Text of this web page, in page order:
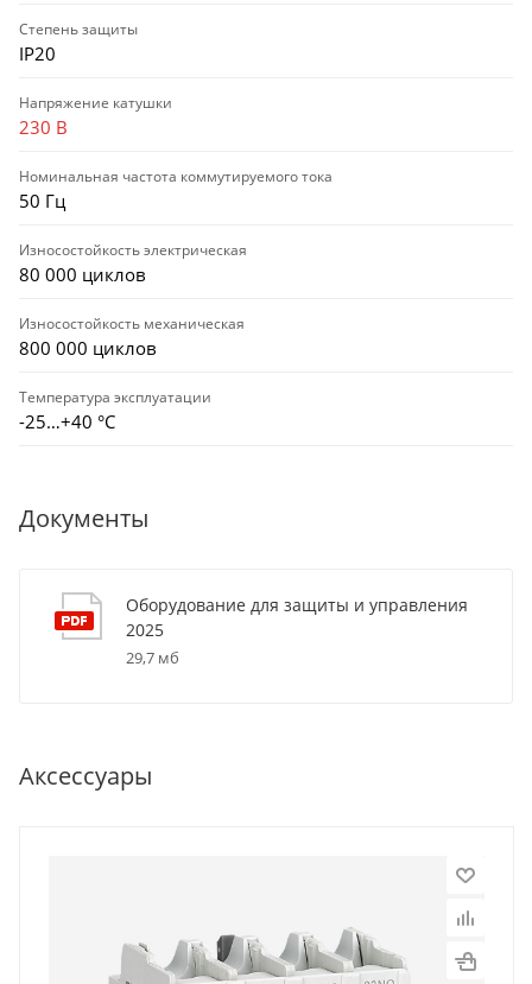
Степень защиты
IP20
Напряжение катушки
230 В
Номинальная частота коммутируемого тока
50 Гц
Износостойкость электрическая
80 000 циклов
Износостойкость механическая
800 000 циклов
Температура эксплуатации
-25…+40 °С
Документы
Оборудование для защиты и управления
2025
29,7 мб
Аксессуары